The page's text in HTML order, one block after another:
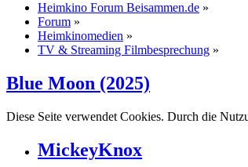
Heimkino Forum Beisammen.de »
Forum »
Heimkinomedien »
TV & Streaming Filmbesprechung »
Blue Moon (2025)
Diese Seite verwendet Cookies. Durch die
MickeyKnox